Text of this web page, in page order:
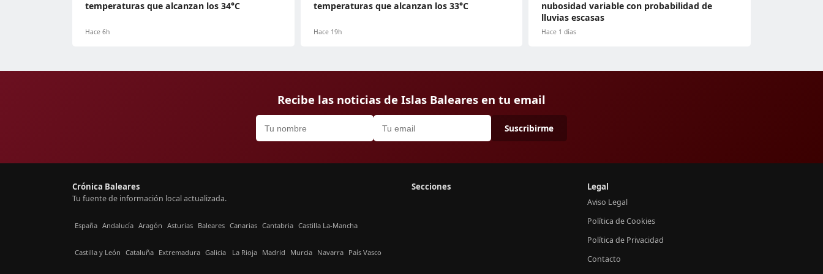
temperaturas que alcanzan los 34°C
Hace 6h
temperaturas que alcanzan los 33°C
Hace 19h
nubosidad variable con probabilidad de
lluvias escasas
Hace 1 días
Recibe las noticias de Islas Baleares en tu email
Suscribirme
Crónica Baleares
Tu fuente de información local actualizada.
España Andalucía Aragón Asturias Baleares Canarias Cantabria Castilla La-Mancha
Castilla y León Cataluña Extremadura Galicia La Rioja Madrid Murcia Navarra País Vasco
Secciones Legal
Aviso Legal
Política de Cookies
Política de Privacidad
Contacto